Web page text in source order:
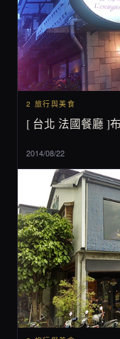
2 旅行與美食
[ 台北 法國餐廳 ]
2014/08/22